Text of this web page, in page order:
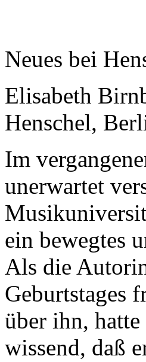
Neues bei
Elisabeth
Henschel,
Im
unerwartet
ein bewegtes
Als die
Geburtstages
über ihn,
wissend, daß